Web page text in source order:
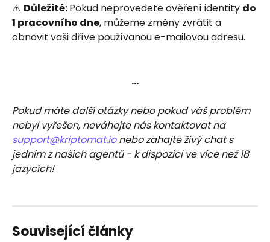
⚠️ Důležité: Pokud neprovedete ověření identity do
1 pracovního dne, můžeme změny zvrátit a
obnovit vaši dříve používanou e-mailovou adresu.
…
Pokud máte další otázky nebo pokud váš problém
nebyl vyřešen, neváhejte nás kontaktovat na
support@kriptomat.io nebo zahajte živý chat s
jedním z našich agentů - k dispozici ve více než 18
jazycích!
Související články